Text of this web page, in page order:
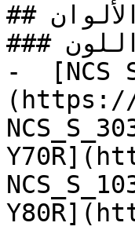
## توافقيات الألوان
### أحادية اللون
-  [NCS
(https://